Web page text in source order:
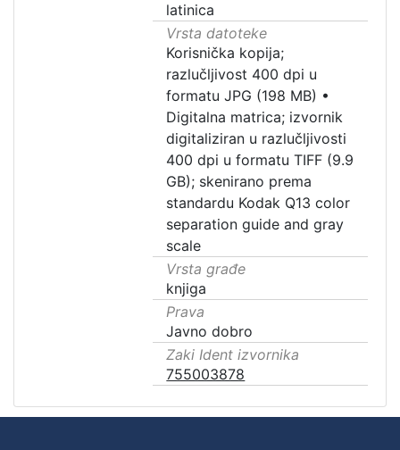
latinica
Vrsta datoteke
Korisnička kopija;
razlučljivost 400 dpi u
formatu JPG (198 MB) •
Digitalna matrica; izvornik
digitaliziran u razlučljivosti
400 dpi u formatu TIFF (9.9
GB); skenirano prema
standardu Kodak Q13 color
separation guide and gray
scale
Vrsta građe
knjiga
Prava
Javno dobro
Zaki Ident izvornika
755003878